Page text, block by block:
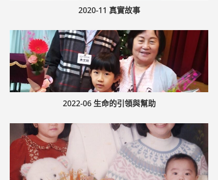
2020-11 真實故事
2022-06 生命的引領與幫助